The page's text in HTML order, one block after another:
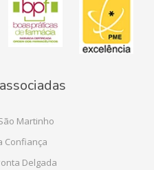
Martinho
Confiança
Delgada